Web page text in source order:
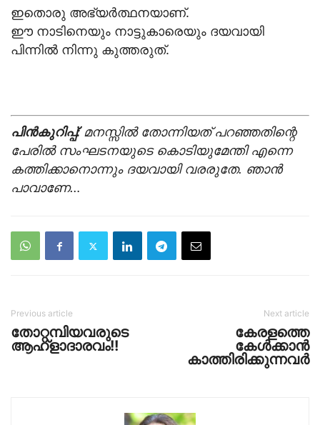
ഇതൊരു അഭ്യര്‍ത്ഥനയാണ്.
ഈ നാടിനെയും നാട്ടുകാരെയും ദയവായി
പിന്നില്‍ നിന്നു കുത്തരുത്.
പിന്‍കുറിപ്പ്:മനസ്സില്‍ തോന്നിയത് പറഞ്ഞതിന്റെ
പേരില്‍ സംഘടനയുടെ കൊടിയുമേന്തി എന്നെ
കത്തിക്കാനൊന്നും ദയവായി വരരുതേ. ഞാന്‍
പാവാണേ…
Previous article
തോറ്റമ്പിയവരുടെ
ആഹ്ളാദാരവം!!
Next article
കേരളത്തെ
കേള്‍ക്കാന്‍
കാത്തിരിക്കുന്നവര്‍